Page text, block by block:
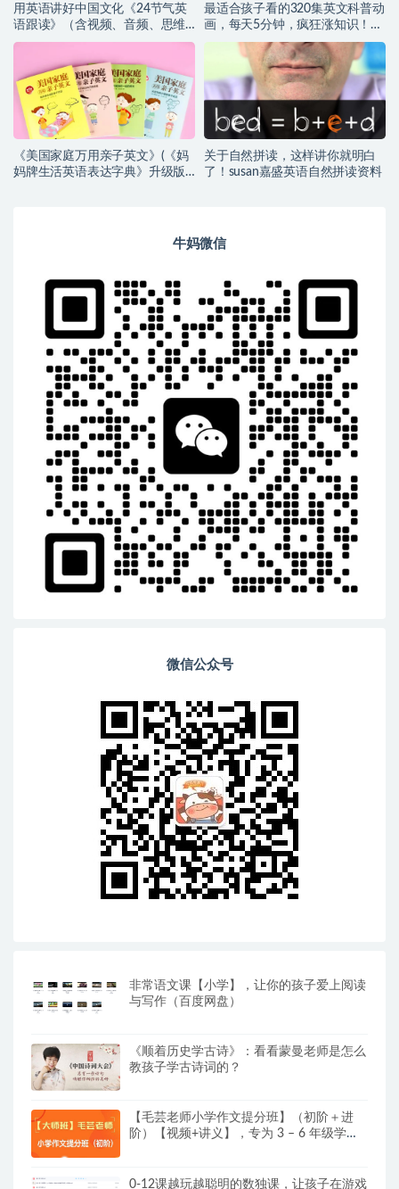
用英语讲好中国文化《24节气英
语跟读》（含视频、音频、思维
导图）高清（百度网盘）
最适合孩子看的320集英文科普动
画，每天5分钟，疯狂涨知识！
（百度网盘）
《美国家庭万用亲子英文》(《妈
妈牌生活英语表达字典》升级版)
关于自然拼读，这样讲你就明白
了！susan嘉盛英语自然拼读资料
牛妈微信
微信公众号
非常语文课【小学】，让你的孩子爱上阅读
与写作（百度网盘）
《顺着历史学古诗》：看看蒙曼老师是怎么
教孩子学古诗词的？
【毛芸老师小学作文提分班】（初阶＋进
阶）【视频+讲义】，专为 3 – 6 年级学员
0-12课越玩越聪明的数独课，让孩子在游戏